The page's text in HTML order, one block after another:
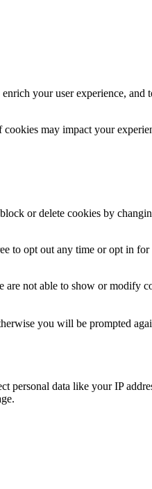
your user experience, and
may impact your
or delete cookies by
to opt out any time or opt in for
not able to show or modify
you will be prompted
personal data like your IP